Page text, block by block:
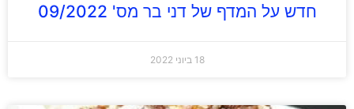
חדש על המדף של דני בר מס' 09/2022
18 ביוני 2022